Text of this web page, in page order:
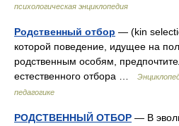
психологическая энциклопедия
Родственный отбор — (kin
которой поведение, идущее на
родственным особям,
естественного отбора …
педагогике
РОДСТВЕННЫЙ ОТБОР — В